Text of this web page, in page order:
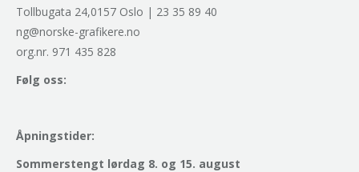
Tollbugata 24,0157 Oslo | 23 35 89 40
ng@norske-grafikere.no
org.nr. 971 435 828
Følg oss:
Åpningstider:
Sommerstengt lørdag 8. og 15. august